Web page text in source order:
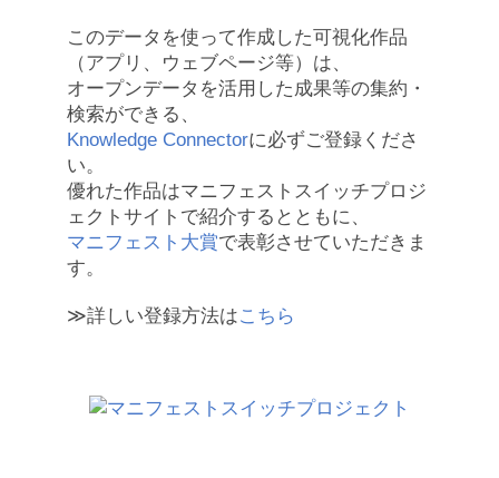
このデータを使って作成した可視化作品
（アプリ、ウェブページ等）は、
オープンデータを活用した成果等の集約・
検索ができる、
Knowledge Connectorに必ずご登録くださ
い。
優れた作品はマニフェストスイッチプロジ
ェクトサイトで紹介するとともに、
マニフェスト大賞で表彰させていただきま
す。
≫詳しい登録方法はこちら